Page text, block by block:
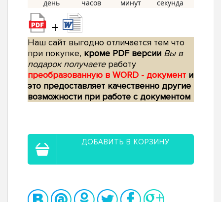
+
Наш сайт выгодно отличается тем что
при покупке, кроме PDF версии Вы в
подарок получаетеработу
преобразованную в WORD - документ и
это предоставляет качественно другие
возможности при работе с документом
ДОБАВИТЬ В КОРЗИНУ